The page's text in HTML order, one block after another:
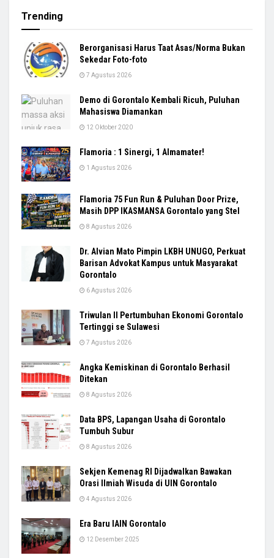
Trending
Berorganisasi Harus Taat Asas/Norma Bukan
Sekedar Foto-foto
7 Agustus 2026
Demo di Gorontalo Kembali Ricuh, Puluhan
Mahasiswa Diamankan
12 Oktober 2020
Flamoria : 1 Sinergi, 1 Almamater!
1 Agustus 2026
Flamoria 75 Fun Run & Puluhan Door Prize,
Masih DPP IKASMANSA Gorontalo yang Stel
8 Agustus 2026
Dr. Alvian Mato Pimpin LKBH UNUGO, Perkuat
Barisan Advokat Kampus untuk Masyarakat
Gorontalo
6 Agustus 2026
Triwulan II Pertumbuhan Ekonomi Gorontalo
Tertinggi se Sulawesi
7 Agustus 2026
Angka Kemiskinan di Gorontalo Berhasil
Ditekan
8 Agustus 2026
Data BPS, Lapangan Usaha di Gorontalo
Tumbuh Subur
8 Agustus 2026
Sekjen Kemenag RI Dijadwalkan Bawakan
Orasi Ilmiah Wisuda di UIN Gorontalo
4 Agustus 2026
Era Baru IAIN Gorontalo
12 Desember 2025